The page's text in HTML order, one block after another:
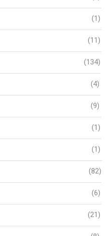
(1)
(11)
(134)
(4)
(9)
(1)
(1)
(82)
(6)
(21)